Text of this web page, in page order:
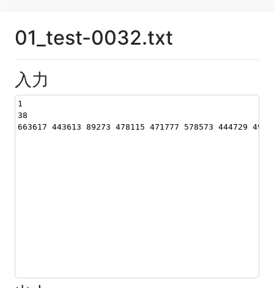
01_test-0032.txt
入力
1
38
663617 443613 89273 478115 471777 578573 444729